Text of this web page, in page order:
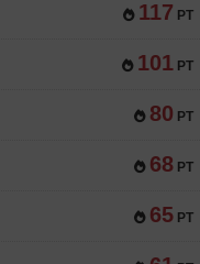
117 PT
101 PT
80 PT
68 PT
65 PT